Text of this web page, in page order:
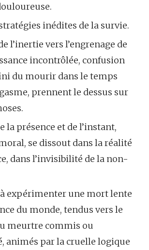
inédites de la survie.
l’inertie vers l’engrenage de
incontrôlée, confusion
du mourir dans le temps
prennent le dessus sur
la présence et de l’instant,
se dissout dans la réalité
dans l’invisibilité de la non-
expérimenter une mort lente
du monde, tendus vers le
meurtre commis ou
animés par la cruelle logique